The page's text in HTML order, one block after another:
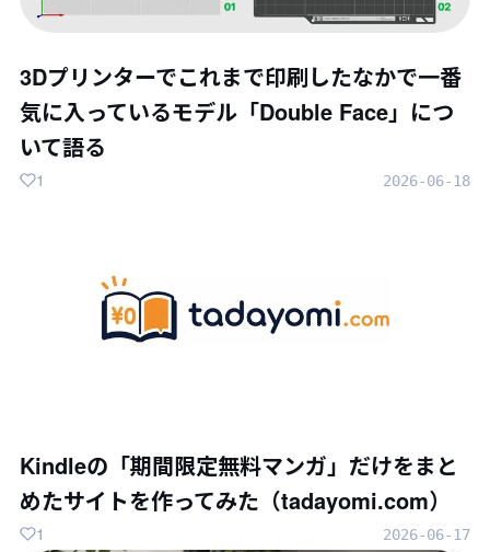
3Dプリンターでこれまで印刷したなかで一番
気に入っているモデル「Double Face」につ
いて語る
2026-06-18
1
Kindleの「期間限定無料マンガ」だけをまと
めたサイトを作ってみた（tadayomi.com）
2026-06-17
1